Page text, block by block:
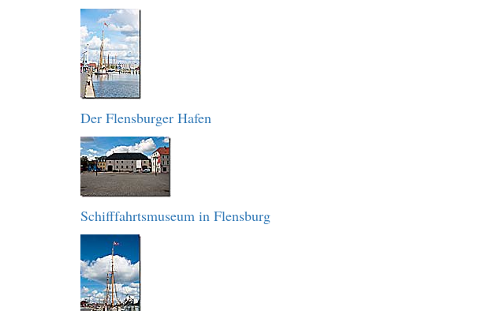
Der Flensburger Hafen
Schifffahrtsmuseum in Flensburg